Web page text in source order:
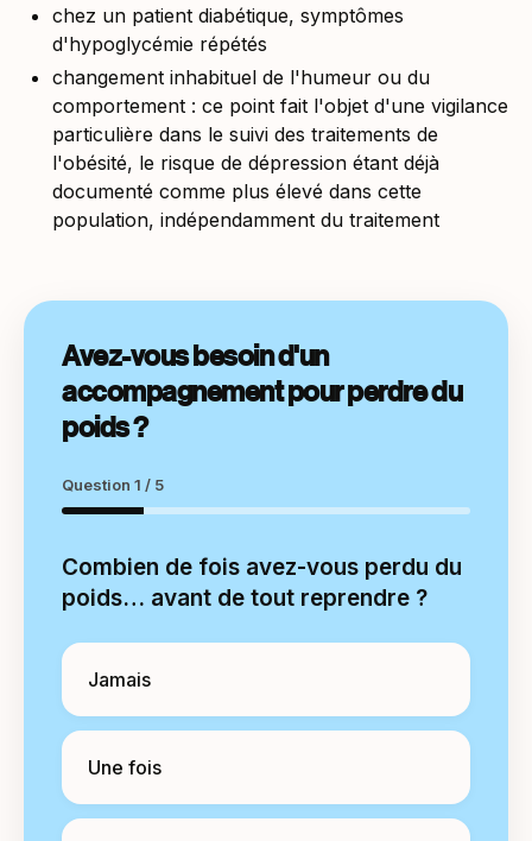
chez un patient diabétique, symptômes
d'hypoglycémie répétés
changement inhabituel de l'humeur ou du
comportement : ce point fait l'objet d'une vigilance
particulière dans le suivi des traitements de
l'obésité, le risque de dépression étant déjà
documenté comme plus élevé dans cette
population, indépendamment du traitement
Avez-vous besoin d'un
accompagnement pour perdre du
poids ?
Question 1 / 5
Combien de fois avez-vous perdu du
poids… avant de tout reprendre ?
Jamais
Une fois